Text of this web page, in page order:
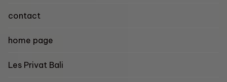
contact
home page
Les Privat Bali